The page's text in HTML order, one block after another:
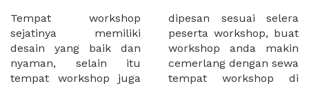
Tempat workshop
sejatinya memiliki
desain yang baik dan
nyaman, selain itu
tempat workshop juga
dipesan sesuai selera
peserta workshop, buat
workshop anda makin
cemerlang dengan sewa
tempat workshop di